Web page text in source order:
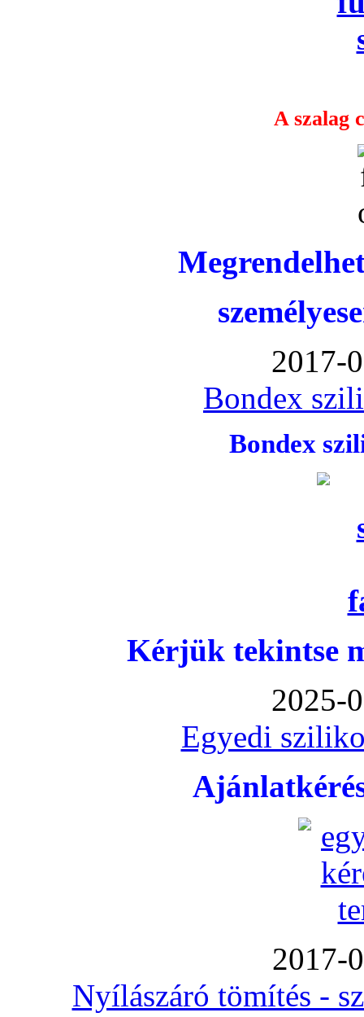
A szalag
2017-
Bondex
Bondex
Kérjük tekintse
2025-
Egyedi
2017-
Nyílászáró tömítés -